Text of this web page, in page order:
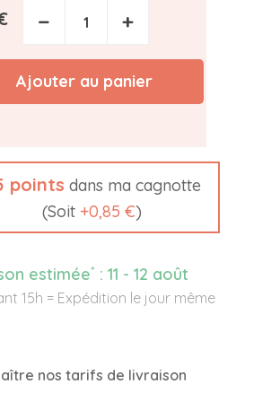
− +
Ajouter au panier
points dans ma cagnotte
(Soit +0,85 €)
estimée* : 11 - 12 août
15h = Expédition le jour même
nos tarifs de livraison